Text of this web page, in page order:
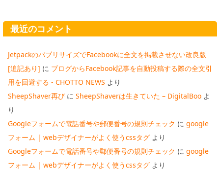
最近のコメント
JetpackのパブリサイズでFacebookに全文を掲載させない改良版
[追記あり] に ブログからFacebook記事を自動投稿する際の全文引
用を回避する - CHOTTO NEWS より
SheepShaver再び に SheepShaverは生きていた – DigitalBoo よ
り
Googleフォームで電話番号や郵便番号の規則チェック に google
フォーム | webデザイナーがよく使うcssタグ より
Googleフォームで電話番号や郵便番号の規則チェック に google
フォーム | webデザイナーがよく使うcssタグ より